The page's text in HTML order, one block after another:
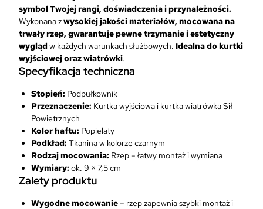
a
n
a
k
u
r
c
i
o
symbol Twojej rangi, doświadczenia i przynależności.
Wykonana zwysokiej jakości materiałów, mocowana na
trwały rzep, gwarantuje pewne trzymanie i estetyczny
wygląd w każdych warunkach służbowych. Idealna do kurtki
wyjściowej oraz wiatrówki.
Specyfikacja techniczna
Stopień: Podpułkownik
Przeznaczenie: Kurtka wyjściowa i kurtka wiatrówka Sił
Powietrznych
Kolor haftu: Popielaty
Podkład: Tkanina w kolorze czarnym
Rodzaj mocowania: Rzep – łatwy montaż i wymiana
Wymiary: ok. 9 × 7,5 cm
Zalety produktu
Wygodne mocowanie – rzep zapewnia szybki montaż i